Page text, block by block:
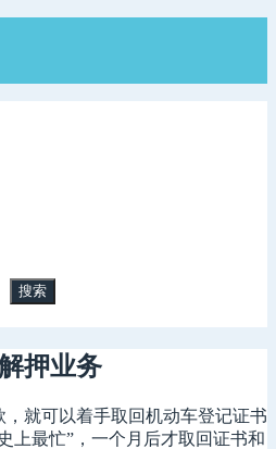
搜索
押业务
就可以着手取回机动车登记证书
上最忙”，一个月后才取回证书和